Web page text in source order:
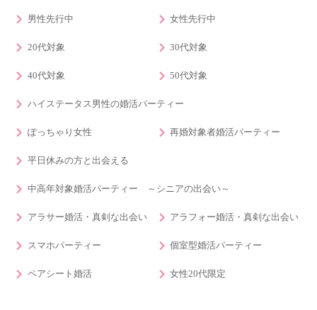
男性先行中 女性先行中
20代対象 30代対象
40代対象 50代対象
ハイステータス男性の婚活パーティー
ぽっちゃり女性 再婚対象者婚活パーティー
平日休みの方と出会える
中高年対象婚活パーティー ～シニアの出会い～
アラサー婚活・真剣な出会い アラフォー婚活・真剣な出会い
スマホパーティー 個室型婚活パーティー
ペアシート婚活 女性20代限定